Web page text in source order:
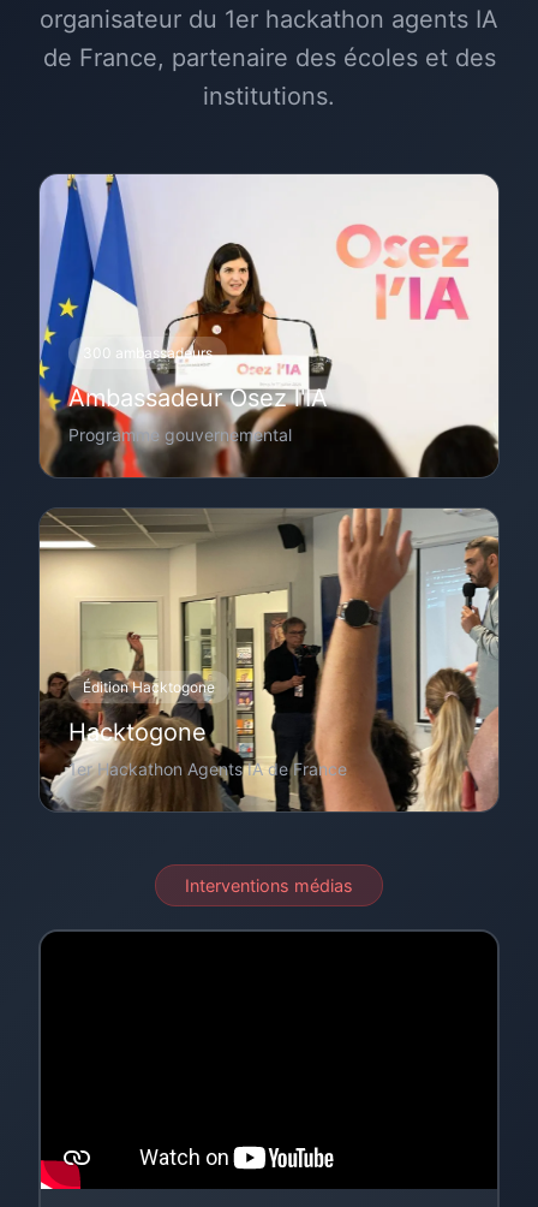
organisateur du 1er hackathon agents IA
de France, partenaire des écoles et des
institutions.
300 ambassadeurs
Ambassadeur Osez l'IA
Programme gouvernemental
Édition Hacktogone
Hacktogone
1er Hackathon Agents IA de France
Interventions médias